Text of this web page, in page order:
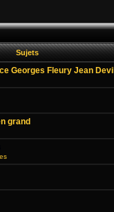
Sujets
Georges Fleury Jean
grand